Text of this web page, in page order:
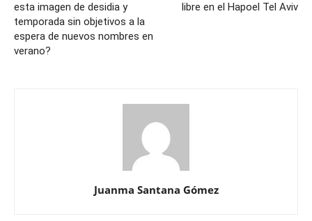
esta imagen de desidia y
temporada sin objetivos a la
espera de nuevos nombres en
verano?
libre en el Hapoel Tel Aviv
Juanma Santana Gómez